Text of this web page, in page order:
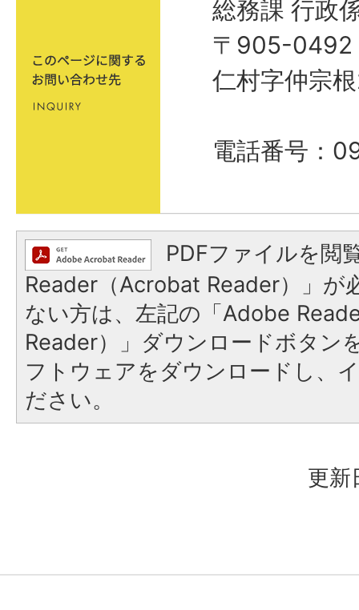
総務課 行政
〒905-0492
仁村字仲宗
電話番号：
PDFファイルを閲
Reader（Acrobat Reader）」が
ない方は、左記の「Adobe
Reader）」ダウンロードボタン
フトウェアをダウンロードし、
ださい。
更新